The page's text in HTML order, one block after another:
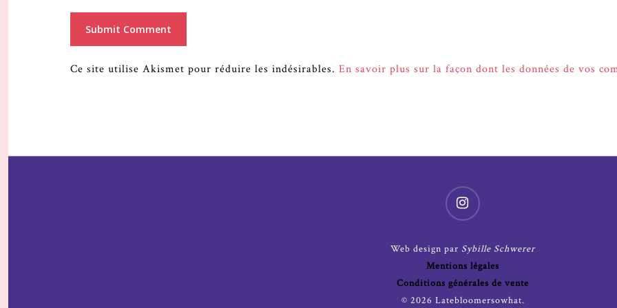
Ce site utilise Akismet pour réduire les indésirables. En savoir plus sur la façon dont les données de vos
Web design par Sybille Schwerer
Mentions légales
Conditions générales de vente
© 2026 Latebloomersowhat.